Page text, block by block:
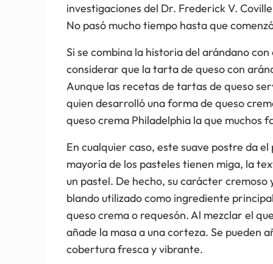
investigaciones del Dr. Frederick V.
No pasó mucho tiempo hasta que
Si se combina la historia del arándano
considerar que la tarta de queso con
Aunque las recetas de tartas de queso
quien desarrolló una forma de queso
queso crema Philadelphia la que muchos
En cualquier caso, este suave postre da
mayoría de los pasteles tienen miga, la
un pastel. De hecho, su carácter cremoso
blando utilizado como ingrediente
queso crema o requesón. Al mezclar el
añade la masa a una corteza. Se pueden
cobertura fresca y vibrante.